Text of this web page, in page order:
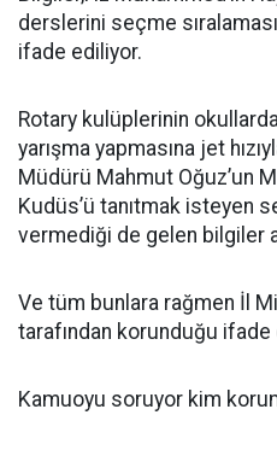
derslerini seçme
ifade ediliyor.
Rotary kulüplerinin
yarışma yapmasına jet
Müdürü Mahmut Oğuz’un
Kudüs’ü tanıtmak isteyen
vermediği de gelen bilgiler
Ve tüm bunlara rağmen İl
tarafından korunduğu ifade
Kamuoyu soruyor kim